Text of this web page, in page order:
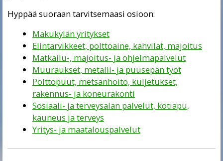
Hyppää suoraan tarvitsemaasi osioon:
Makukylän yritykset
Elintarvikkeet, polttoaine, kahvilat, majoitus
Matkailu-, majoitus- ja ohjelmapalvelut
Muuraukset, metalli- ja puusepän työt
Polttopuut, metsänhoito, kuljetukset,
rakennus- ja koneurakonti
Sosiaali- ja terveysalan palvelut, kotiapu,
kauneus ja terveys
Yritys- ja maatalouspalvelut